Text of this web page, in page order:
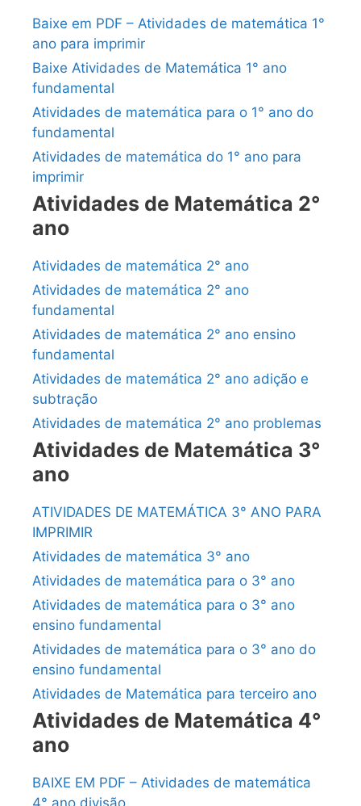
Baixe em PDF – Atividades de matemática 1°
ano para imprimir
Baixe Atividades de Matemática 1° ano
fundamental
Atividades de matemática para o 1° ano do
fundamental
Atividades de matemática do 1° ano para
imprimir
Atividades de Matemática 2°
ano
Atividades de matemática 2° ano
Atividades de matemática 2° ano
fundamental
Atividades de matemática 2° ano ensino
fundamental
Atividades de matemática 2° ano adição e
subtração
Atividades de matemática 2° ano problemas
Atividades de Matemática 3°
ano
ATIVIDADES DE MATEMÁTICA 3° ANO PARA
IMPRIMIR
Atividades de matemática 3° ano
Atividades de matemática para o 3° ano
Atividades de matemática para o 3° ano
ensino fundamental
Atividades de matemática para o 3° ano do
ensino fundamental
Atividades de Matemática para terceiro ano
Atividades de Matemática 4°
ano
BAIXE EM PDF – Atividades de matemática